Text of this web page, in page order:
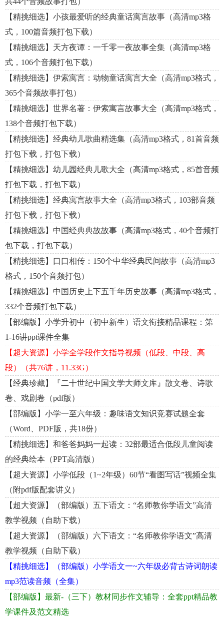
【精挑细选】小孩最爱听的经典童话寓言故事（高清mp3格
式，100篇音频打包下载）
【精挑细选】天方夜谭：一千零一夜故事全集（高清mp3格
式，106个音频打包下载）
【精挑细选】伊索寓言：动物童话寓言大全（高清mp3格式，
365个音频故事打包）
【精挑细选】世界名著：伊索寓言故事大全（高清mp3格式，
138个音频打包下载）
【精挑细选】经典幼儿歌曲精选集（高清mp3格式，81首音频
打包下载，打包下载）
【精挑细选】幼儿园经典儿歌大全（高清mp3格式，85首音频
打包下载，打包下载）
【精挑细选】经典寓言故事大全（高清mp3格式，103部音频
打包下载，打包下载）
【精挑细选】中国经典典故故事（高清mp3格式，40个音频打
包下载，打包下载）
【精挑细选】口口相传：150个中华经典民间故事（高清mp3
格式，150个音频打包）
【精挑细选】中国历史上下五千年历史故事（高清mp3格式，
332个音频打包下载）
【部编版】小学升初中（初中新生）语文衔接精品课程：第
1-16讲ppt课件全集
【超大资源】小学全学段作文指导视频（低段、中段、高
段）（共76讲，11.33G）
【经典珍藏】『二十世纪中国文学大师文库』散文卷、诗歌
卷、戏剧卷（pdf版）
【部编版】小学一至六年级：趣味语文知识竞赛试题全套
（Word、PDF版，共18份）
【精挑细选】和爸爸妈妈一起读：32部最适合低段儿童阅读
的经典绘本（PPT高清版）
【超大资源】小学低段（1~2年级）60节“看图写话”视频全集
（附pdf版配套讲义）
【超大资源】（部编版）五下语文：“名师教你学语文”高清
教学视频（自助下载）
【超大资源】（部编版）六下语文：“名师教你学语文”高清
教学视频（自助下载）
【精挑细选】（部编版）小学语文一~六年级必背古诗词朗读
mp3范读音频（全集）
【部编版】最新-（三下）教材同步作文辅导：全套ppt精品教
学课件及范文精选